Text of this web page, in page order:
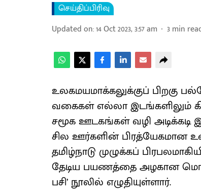
செய்திப்பிரிவு
Updated on:14 Oct 2023, 3:57 am 3min
உலகமயமாக்கலுக்குப் பிறகு
வகைகள் எல்லா இடங்களிலும்
சமூக ஊடகங்கள் வழி
சில ஊர்களின்
தமிழ்நாடு முழுக்கப்
தேடிய பயணத்தை அழகான
பசி’ நூலில் எழுதியுள்ளார்.